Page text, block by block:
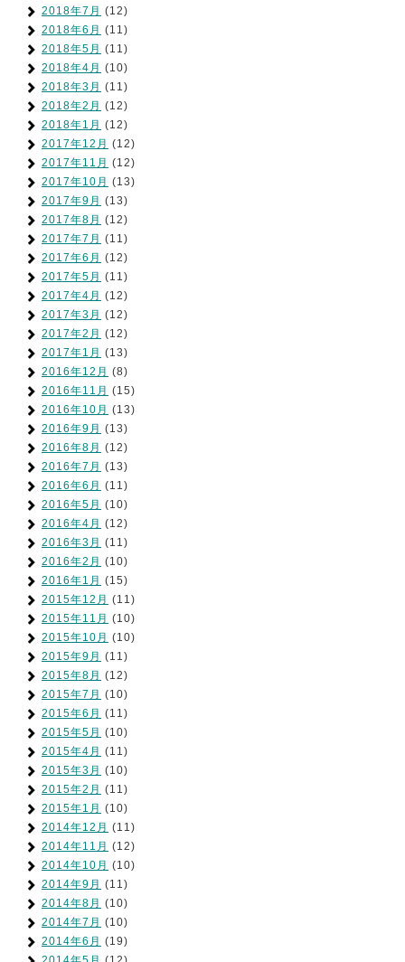
2018年7月 (12)
2018年6月 (11)
2018年5月 (11)
2018年4月 (10)
2018年3月 (11)
2018年2月 (12)
2018年1月 (12)
2017年12月 (12)
2017年11月 (12)
2017年10月 (13)
2017年9月 (13)
2017年8月 (12)
2017年7月 (11)
2017年6月 (12)
2017年5月 (11)
2017年4月 (12)
2017年3月 (12)
2017年2月 (12)
2017年1月 (13)
2016年12月 (8)
2016年11月 (15)
2016年10月 (13)
2016年9月 (13)
2016年8月 (12)
2016年7月 (13)
2016年6月 (11)
2016年5月 (10)
2016年4月 (12)
2016年3月 (11)
2016年2月 (10)
2016年1月 (15)
2015年12月 (11)
2015年11月 (10)
2015年10月 (10)
2015年9月 (11)
2015年8月 (12)
2015年7月 (10)
2015年6月 (11)
2015年5月 (10)
2015年4月 (11)
2015年3月 (10)
2015年2月 (11)
2015年1月 (10)
2014年12月 (11)
2014年11月 (12)
2014年10月 (10)
2014年9月 (11)
2014年8月 (10)
2014年7月 (10)
2014年6月 (19)